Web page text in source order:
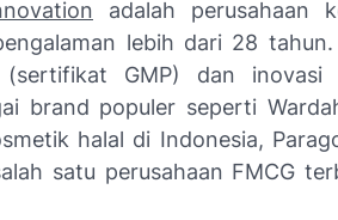
adalah perusahaan
lebih dari 28 tahun.
GMP) dan inovasi
brand populer seperti
halal di Indonesia,
satu perusahaan FMCG